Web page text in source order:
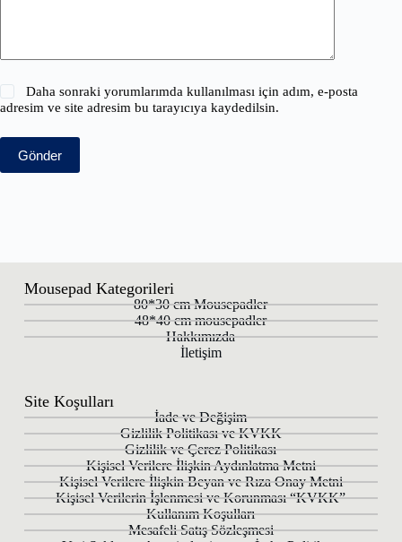
Daha sonraki yorumlarımda kullanılması için adım, e-posta
adresim ve site adresim bu tarayıcıya kaydedilsin.
Gönder
Mousepad Kategorileri
80*30 cm Mousepadler
48*40 cm mousepadler
Hakkımızda
İletişim
Site Koşulları
İade ve Değişim
Gizlilik Politikası ve KVKK
Gizlilik ve Çerez Politikası
Kişisel Verilere İlişkin Aydınlatma Metni
Kişisel Verilere İlişkin Beyan ve Rıza Onay Metni
Kişisel Verilerin İşlenmesi ve Korunması “KVKK”
Kullanım Koşulları
Mesafeli Satış Sözleşmesi